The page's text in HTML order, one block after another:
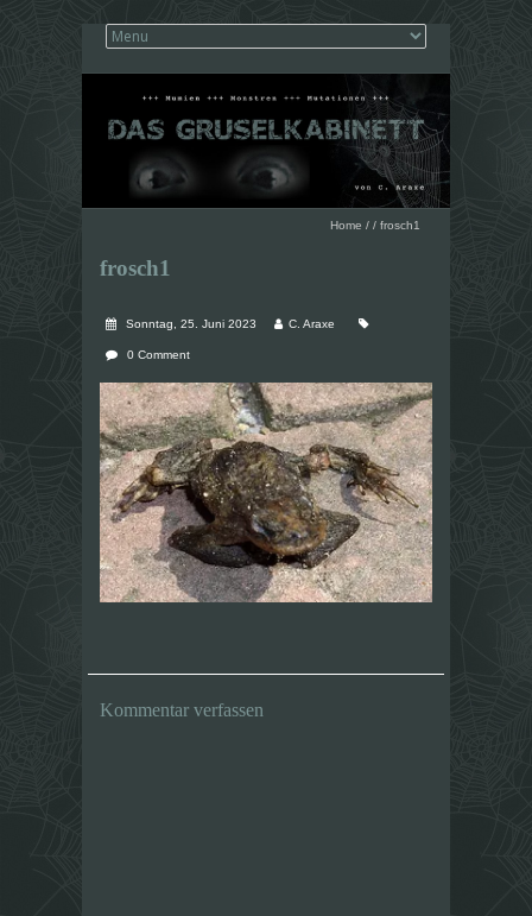
Home / / frosch1
frosch1
Sonntag, 25. Juni 2023 C. Araxe
0 Comment
Kommentar verfassen